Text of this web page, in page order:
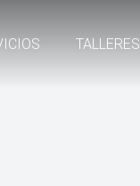
TALLERES